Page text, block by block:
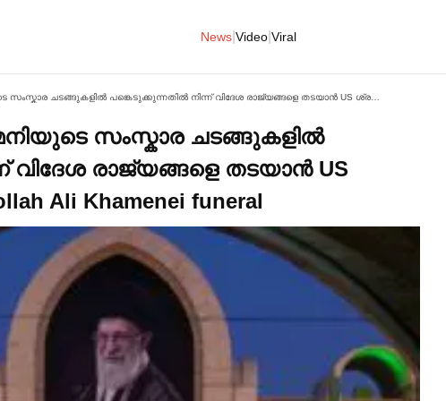
News Video Viral
സംസ്കാര ചടങ്ങുകളില്‍
വിദേശ രാജ്യങ്ങളെ തടയാൻ US
Ali Khamenei funeral